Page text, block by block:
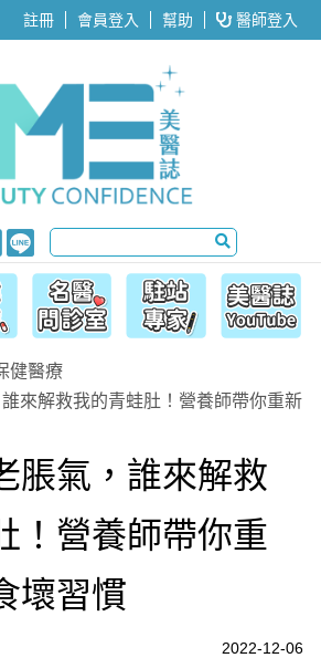
註冊 會員登入 幫助 醫師登入
健醫療
來解救我的青蛙肚！營養師帶你重新
脹氣，誰來解救
！營養師帶你重
壞習慣
2022-12-06